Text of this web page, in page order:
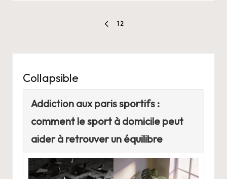
PREVIOUS
1 2
Collapsible
Addiction aux paris sportifs :
comment le sport à domicile peut
aider à retrouver un équilibre